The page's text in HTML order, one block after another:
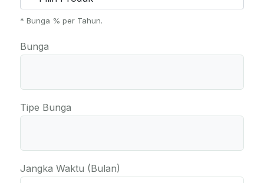
* Bunga % per Tahun.
Bunga
Tipe Bunga
Jangka Waktu (Bulan)